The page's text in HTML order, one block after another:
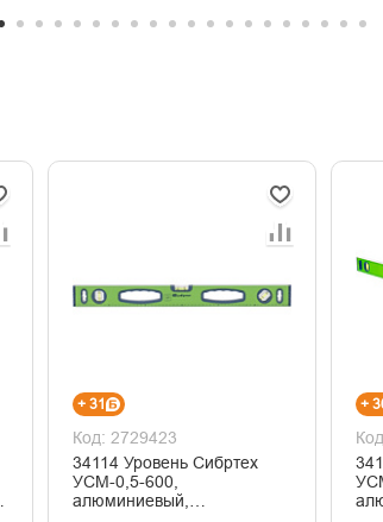
+ 31
Код: 2729423
34114 Уровень Сибртех
УСМ-0,5-600,
алюминиевый,
+